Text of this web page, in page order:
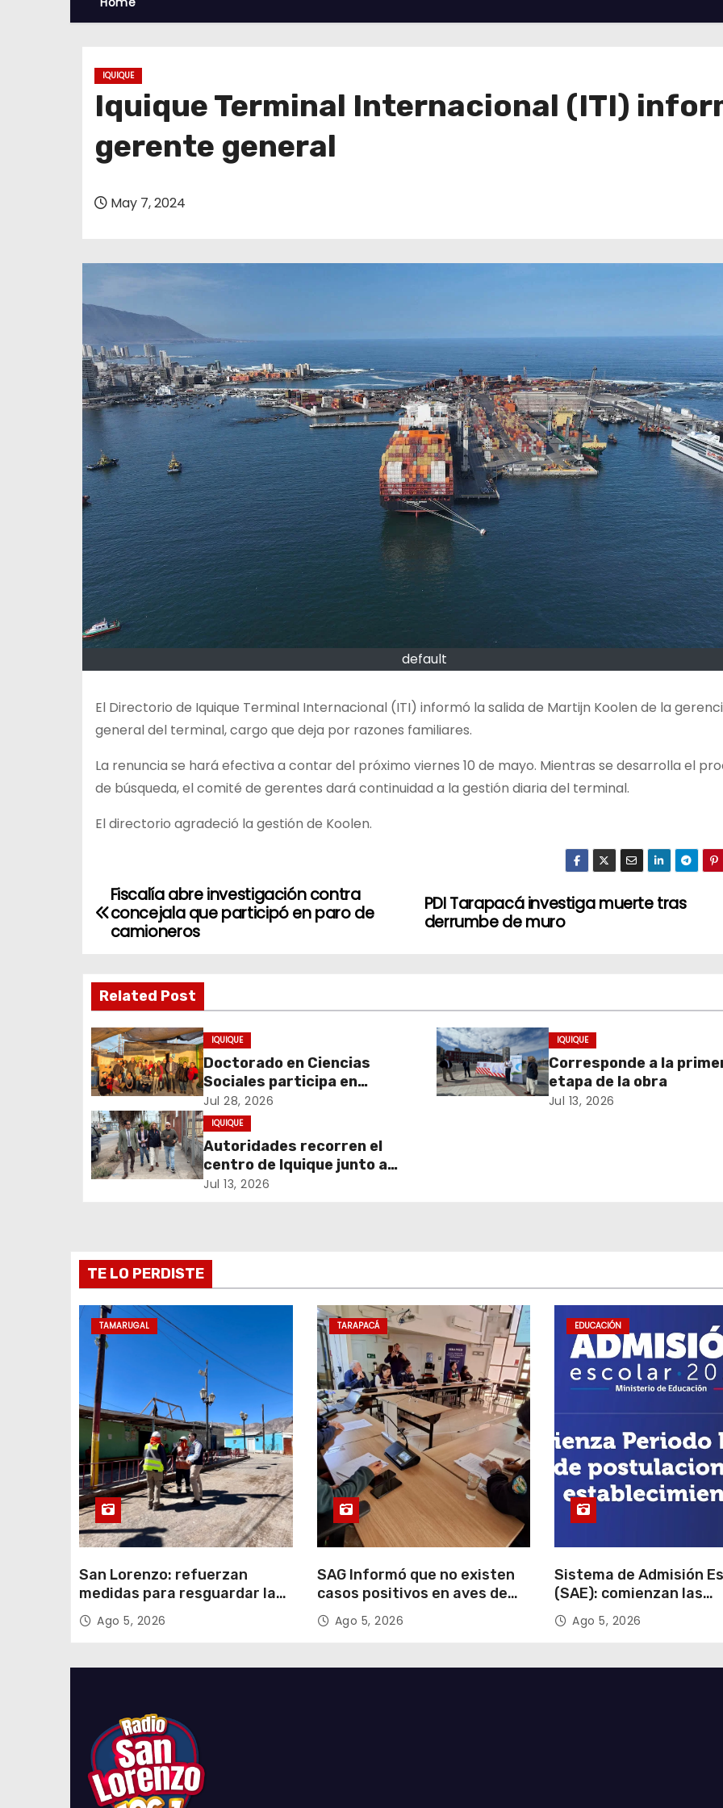
IQUIQUE
Iquique Terminal Internacional (ITI)
gerente general
May 7, 2024
default
El Directorio de Iquique Terminal Internacional (ITI) informó la salida de Martijn Koolen de la
general del terminal, cargo que deja por razones familiares.
La renuncia se hará efectiva a contar del próximo viernes 10 de mayo. Mientras se desarrolla el
de búsqueda, el comité de gerentes dará continuidad a la gestión diaria del terminal.
El directorio agradeció la gestión de Koolen.
N
e
g
a
c
i
ó
e
e
n
t
r
a
d
a
s
PDI Tarapacá investiga muerte tras
derrumbe de muro
Fiscalía abre investigación contra
concejala que participó en paro de
camioneros
Related Post
IQUIQUE
Doctorado en Ciencias
Sociales participa en
experiencia comunitaria
sobre cuidados y migración
Jul 28, 2026
IQUIQUE
Corresponde a la
etapa de la obra
Jul 13, 2026
IQUIQUE
Autoridades recorren el
centro de Iquique junto a
vecinos para abordar
Jul 13, 2026
TE LO PERDISTE
TAMARUGAL
San Lorenzo: refuerzan
medidas para resguardar la
seguridad del suministro
eléctrico durante la
Ago 5, 2026
TARAPACÁ
SAG Informó que no existen
casos positivos en aves de
corral en Tarapacá
Ago 5, 2026
EDUCACIÓN
Sistema de Admisión
(SAE): comienzan las
postulaciones a
establecimientos para
Ago 5, 2026